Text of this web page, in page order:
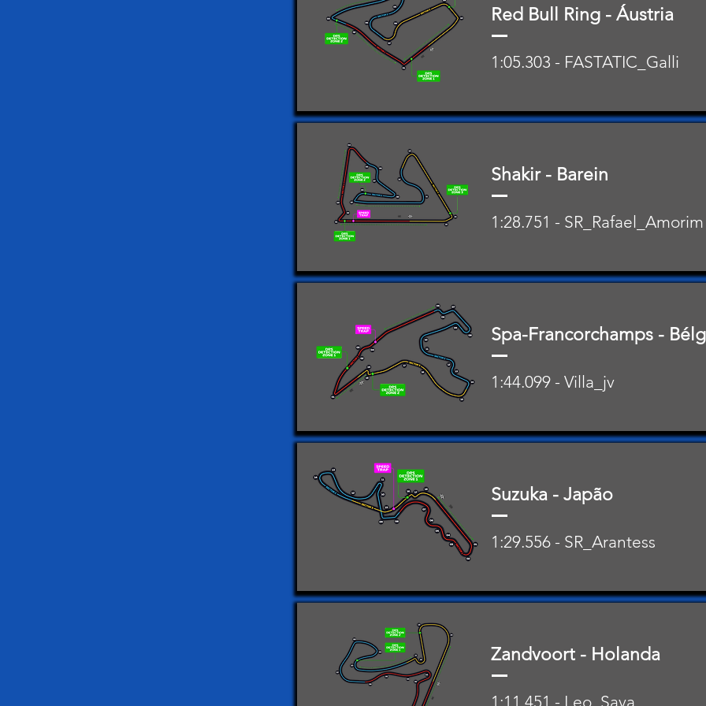
Red Bull Ring - Áustria
1:05.303 - FASTATIC_Galli
Shakir - Barein
1:28.751 - SR_Rafael_Amorim
Spa-Francorchamps -
1:44.099 - Villa_jv
Suzuka - Japão
1:29.556 - SR_Arantess
Zandvoort - Holanda
1:11.451 - Leo_Sava